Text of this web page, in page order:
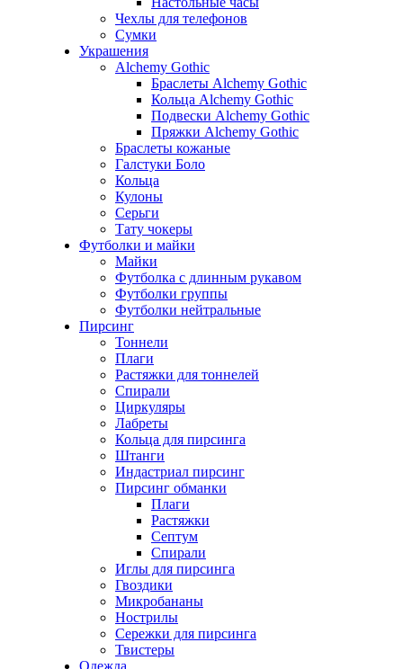
Чехлы для телефонов
Сумки
Украшения
Alchemy Gothic
Браслеты Alchemy Gothic
Кольца Alchemy Gothic
Подвески Alchemy Gothic
Пряжки Alchemy Gothic
Браслеты кожаные
Галстуки Боло
Кольца
Кулоны
Серьги
Тату чокеры
Футболки и майки
Майки
Футболка с длинным рукавом
Футболки группы
Футболки нейтральные
Пирсинг
Тоннели
Плаги
Растяжки для тоннелей
Спирали
Циркуляры
Лабреты
Кольца для пирсинга
Штанги
Индастриал пирсинг
Пирсинг обманки
Плаги
Растяжки
Септум
Спирали
Иглы для пирсинга
Гвоздики
Микробананы
Нострилы
Сережки для пирсинга
Твистеры
Одежда